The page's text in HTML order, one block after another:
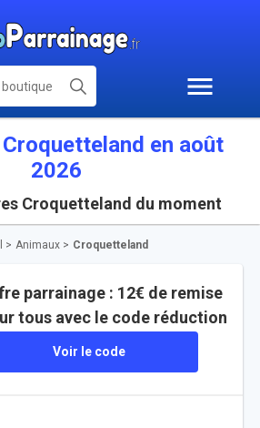
en août
2026
Croquetteland du moment
> Animaux > Croquetteland
parrainage : 12€ de remise
tous avec le code réduction
Voir le code